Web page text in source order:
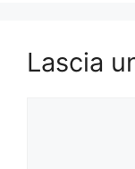
Lascia